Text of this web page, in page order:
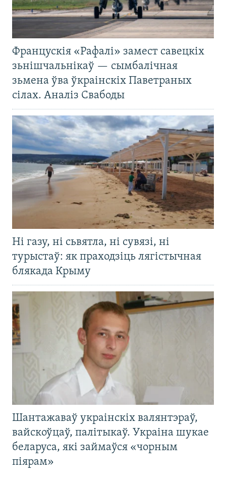
Францускія «Рафалі» замест савецкіх
зьнішчальнікаў — сымбалічная
зьмена ўва ўкраінскіх Паветраных
сілах. Аналіз Свабоды
Ні газу, ні сьвятла, ні сувязі, ні
турыстаў: як праходзіць лягістычная
блякада Крыму
Шантажаваў украінскіх валянтэраў,
вайскоўцаў, палітыкаў. Украіна шукае
беларуса, які займаўся «чорным
піярам»